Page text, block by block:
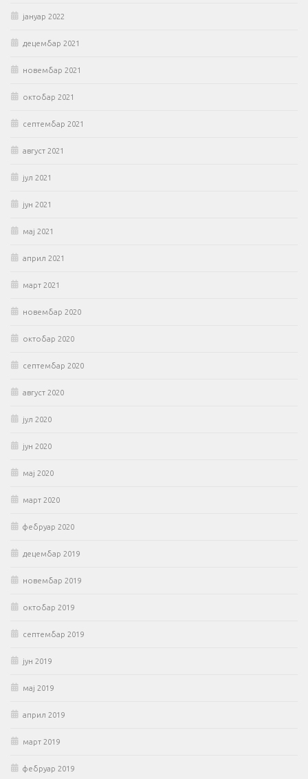
јануар 2022
децембар 2021
новембар 2021
октобар 2021
септембар 2021
август 2021
јул 2021
јун 2021
мај 2021
април 2021
март 2021
новембар 2020
октобар 2020
септембар 2020
август 2020
јул 2020
јун 2020
мај 2020
март 2020
фебруар 2020
децембар 2019
новембар 2019
октобар 2019
септембар 2019
јун 2019
мај 2019
април 2019
март 2019
фебруар 2019